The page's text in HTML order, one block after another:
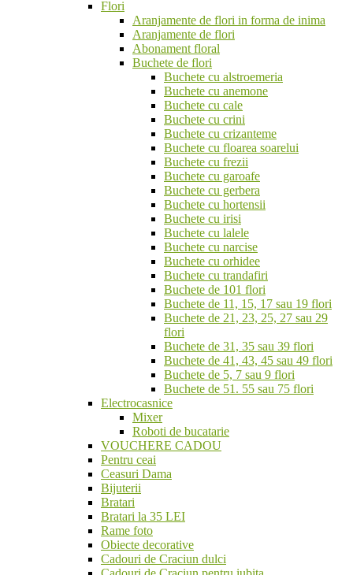
Flori
Aranjamente de flori in forma de inima
Aranjamente de flori
Abonament floral
Buchete de flori
Buchete cu alstroemeria
Buchete cu anemone
Buchete cu cale
Buchete cu crini
Buchete cu crizanteme
Buchete cu floarea soarelui
Buchete cu frezii
Buchete cu garoafe
Buchete cu gerbera
Buchete cu hortensii
Buchete cu irisi
Buchete cu lalele
Buchete cu narcise
Buchete cu orhidee
Buchete cu trandafiri
Buchete de 101 flori
Buchete de 11, 15, 17 sau 19 flori
Buchete de 21, 23, 25, 27 sau 29
flori
Buchete de 31, 35 sau 39 flori
Buchete de 41, 43, 45 sau 49 flori
Buchete de 5, 7 sau 9 flori
Buchete de 51. 55 sau 75 flori
Electrocasnice
Mixer
Roboti de bucatarie
VOUCHERE CADOU
Pentru ceai
Ceasuri Dama
Bijuterii
Bratari
Bratari la 35 LEI
Rame foto
Obiecte decorative
Cadouri de Craciun dulci